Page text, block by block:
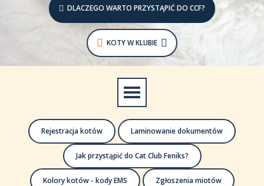
DLACZEGO WARTO PRZYSTĄPIĆ DO CCF?
KOTY W KLUBIE
Rejestracja kotów Laminowanie dokumentów
Jak przystąpić do Cat Club Feniks?
Kolory kotów - kody EMS Zgłoszenia miotów